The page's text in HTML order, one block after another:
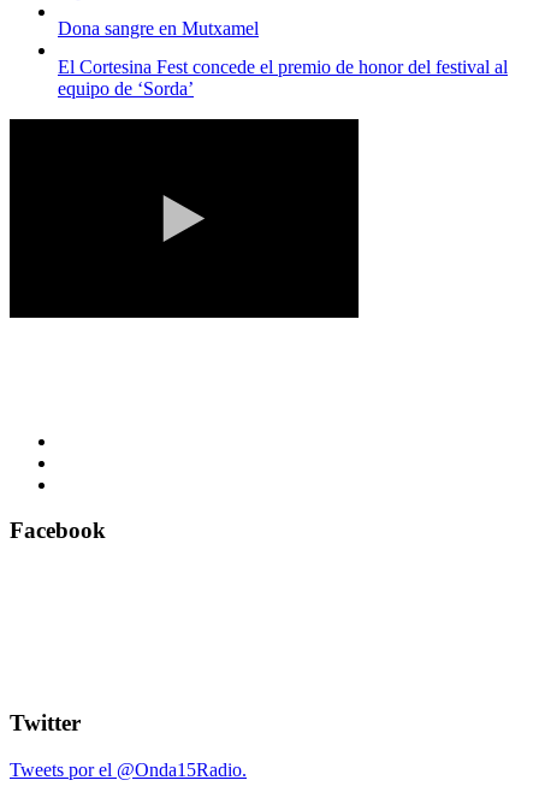
Dona sangre en Mutxamel
El Cortesina Fest concede el premio de honor del festival al
equipo de ‘Sorda’
Facebook
Twitter
Tweets por el @Onda15Radio.